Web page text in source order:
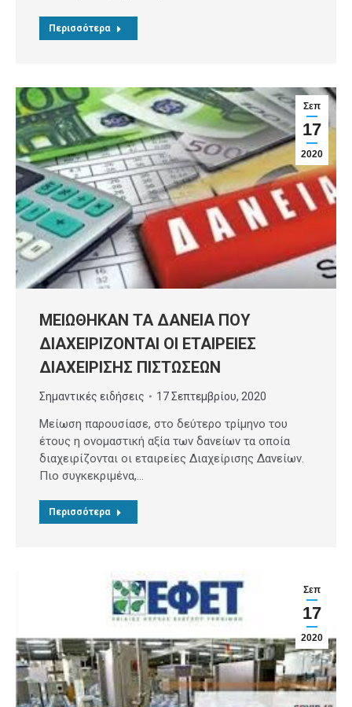
Περισσότερα
Σεπ
17
2020
MΕΙΩΘΗΚΑΝ ΤΑ ΔΑΝΕΙΑ ΠΟΥ
ΔΙΑΧΕΙΡΙΖΟΝΤΑΙ ΟΙ ΕΤΑΙΡΕΙΕΣ
ΔΙΑΧΕΙΡΙΣΗΣ ΠΙΣΤΩΣΕΩΝ
Σημαντικές ειδήσεις 17 Σεπτεμβρίου, 2020
Μείωση παρουσίασε, στο δεύτερο τρίμηνο του
έτους η ονομαστική αξία των δανείων τα οποία
διαχειρίζονται οι εταιρείες Διαχείρισης Δανείων.
Πιο συγκεκριμένα,…
Περισσότερα
Σεπ
17
2020